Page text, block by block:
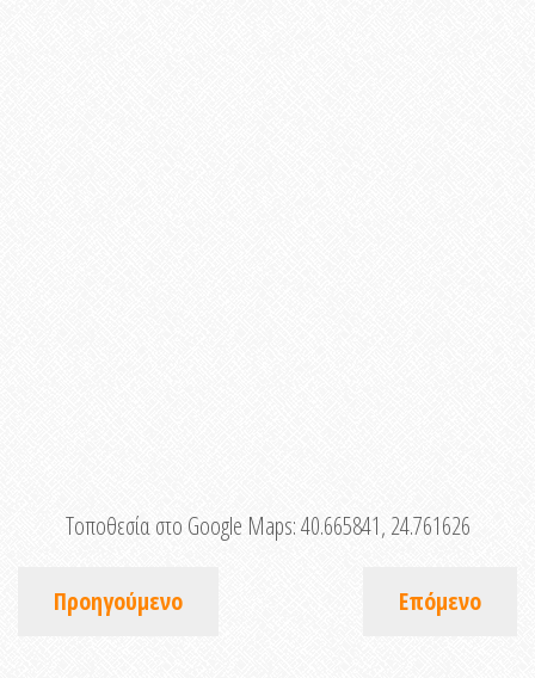
Τοποθεσία στο Google Maps:40.665841, 24.761626
Προηγούμενο Επόμενο